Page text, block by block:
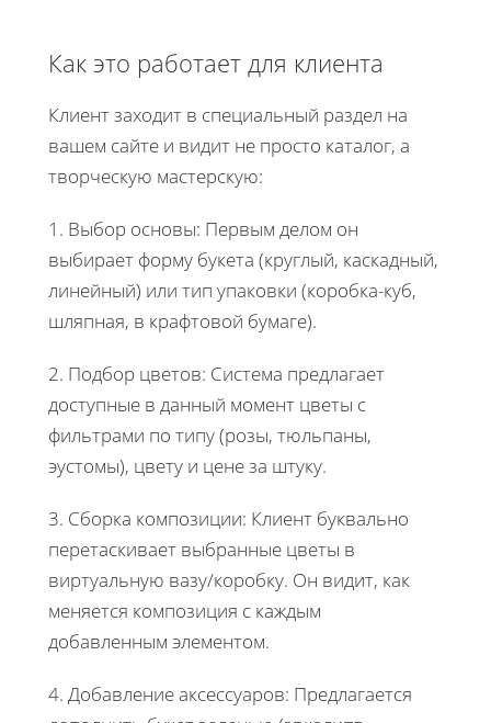
Как это работает для клиента
Клиент заходит в специальный раздел на
вашем сайте и видит не просто каталог, а
творческую мастерскую:
1. Выбор основы: Первым делом он
выбирает форму букета (круглый, каскадный,
линейный) или тип упаковки (коробка-куб,
шляпная, в крафтовой бумаге).
2. Подбор цветов: Система предлагает
доступные в данный момент цветы с
фильтрами по типу (розы, тюльпаны,
эустомы), цвету и цене за штуку.
3. Сборка композиции: Клиент буквально
перетаскивает выбранные цветы в
виртуальную вазу/коробку. Он видит, как
меняется композиция с каждым
добавленным элементом.
4. Добавление аксессуаров: Предлагается